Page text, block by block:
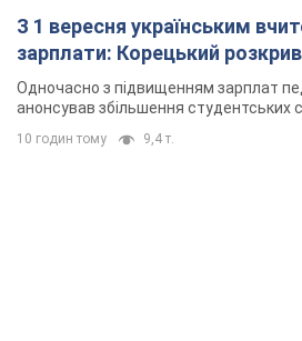
З 1 вересня українським
зарплати: Корецький
Одночасно з підвищенням зарплат
анонсував збільшення студентських
10 годин тому 9,4 т.